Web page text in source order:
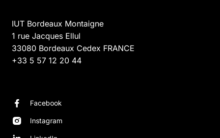
IUT Bordeaux Montaigne
1 rue Jacques Ellul
33080 Bordeaux Cedex FRANCE
+33 5 57 12 20 44
Facebook
Instagram